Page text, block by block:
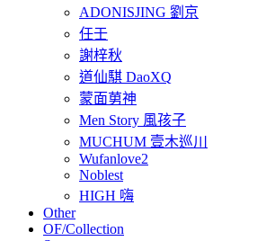
ADONISJING 劉京
任壬
謝梓秋
道仙騏 DaoXQ
蒙面莮神
Men Story 風孩子
MUCHUM 壹木巡川
Wufanlove2
Noblest
HIGH 嗨
Other
OF/Collection